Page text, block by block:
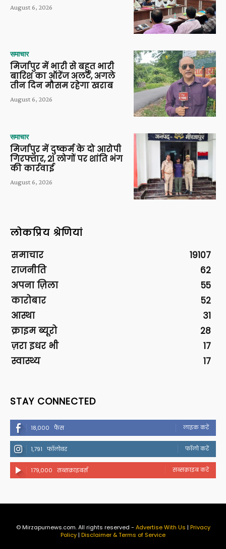
August 6, 2026
समाचार
मिर्जापुर में भारी से बहुत भारी
बारिश का ऑरेंज अलर्ट, अगले
तीन दिन मौसम रहेगा खराब
August 6, 2026
समाचार
मिर्जापुर में दुष्कर्म के दो आरोपी
गिरफ्तार, 21 लोगों पर शांति भंग
की कार्रवाई
August 6, 2026
लोकप्रिय श्रेणियां
समाचार
19107
राजनीति
62
अपना ज़िला
55
कारोबार
52
आस्था
31
क्राइम ब्यूरो
28
ज़रा इधर भी
17
स्वास्थ्य
17
STAY CONNECTED
18,000 फैंस लाइक करें
1,791 फॉलोवर फॉलो करें
179,000 सब्सक्राइबर्स सब्सक्राइब करें
© Mirzapurnews.com. All rights reserved - Advertise With Us | Privacy
Policy| Disclaimer & Terms of Service